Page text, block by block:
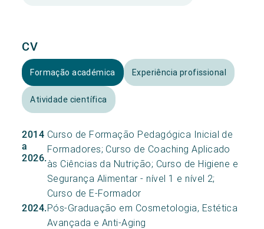
CV
Formação académica Experiência profissional
Atividade científica
2014
a
2026.
Curso de Formação Pedagógica Inicial de
Formadores; Curso de Coaching Aplicado
às Ciências da Nutrição; Curso de Higiene e
Segurança Alimentar - nível 1 e nível 2;
Curso de E-Formador
2024.Pós-Graduação em Cosmetologia, Estética
Avançada e Anti-Aging